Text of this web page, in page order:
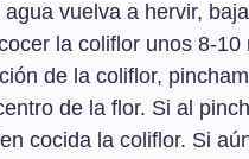
vuelva a hervir,
la coliflor unos 8-
de la coliflor,
de la flor. Si al
cocida la coliflor. Si